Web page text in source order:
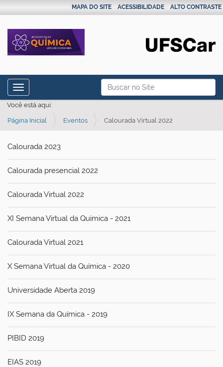
Busca
Busca Avançada…
MAPA DO SITE ACESSIBILIDADE ALTO CONTRASTE
Toggle navigation
Você está aqui:
Página Inicial Eventos Calourada Virtual 2022
Calourada 2023
Calourada presencial 2022
Calourada Virtual 2022
XI Semana Virtual da Química - 2021
Calourada Virtual 2021
X Semana Virtual da Química - 2020
Universidade Aberta 2019
IX Semana da Química - 2019
PIBID 2019
EIAS 2019